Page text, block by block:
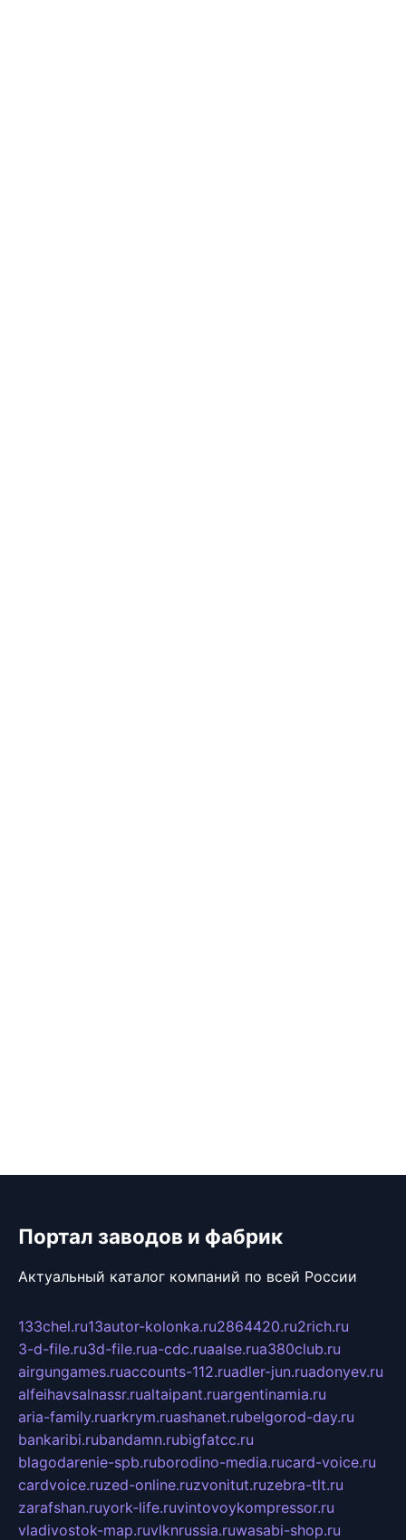
Портал заводов и фабрик
Актуальный каталог компаний по всей России
133chel.ru13autor-kolonka.ru2864420.ru2rich.ru
3-d-file.ru3d-file.rua-cdc.ruaalse.rua380club.ru
airgungames.ruaccounts-112.ruadler-jun.ruadonyev.ru
alfeihavsalnassr.rualtaipant.ruargentinamia.ru
aria-family.ruarkrym.ruashanet.rubelgorod-day.ru
bankaribi.rubandamn.rubigfatcc.ru
blagodarenie-spb.ruborodino-media.rucard-voice.ru
cardvoice.ruzed-online.ruzvonitut.ruzebra-tlt.ru
zarafshan.ruyork-life.ruvintovoykompressor.ru
vladivostok-map.ruvlknrussia.ruwasabi-shop.ru